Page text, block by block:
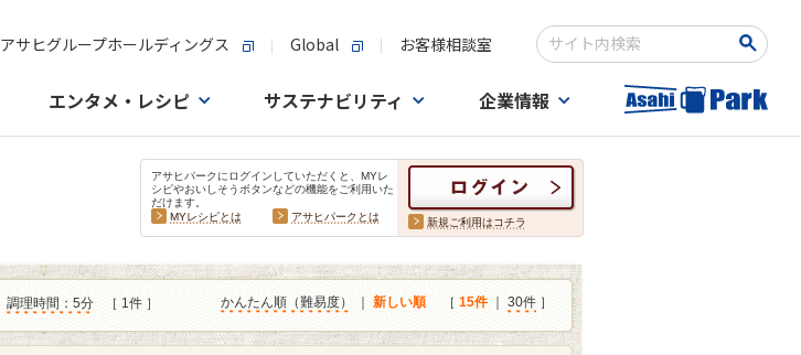
アサヒグループホールディングス Global お客様相談室
検索キーワード入力
エンタメ・レシピ サステナビリティ 企業情報
アサヒパークにログインしていただくと、MYレ
シピやおいしそうボタンなどの機能をご利用いた
だけます。
MYレシピとは
アサヒパークとは 新規ご利用はコチラ
調理時間：5分 ［ 1件 ］ かんたん順（難易度） 新しい順 ［ 15件｜ 30件 ］